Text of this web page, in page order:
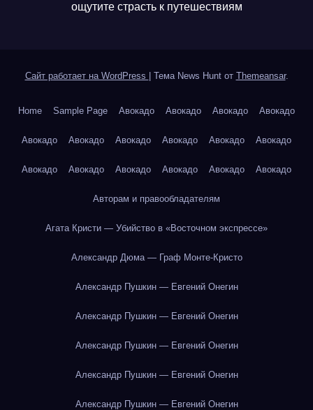
ощутите страсть к путешествиям
Сайт работает на WordPress Тема News Hunt от Themeansar.
Home Sample Page Авокадо Авокадо Авокадо Авокадо
Авокадо Авокадо Авокадо Авокадо Авокадо Авокадо
Авокадо Авокадо Авокадо Авокадо Авокадо Авокадо
Авторам и правообладателям
Агата Кристи — Убийство в «Восточном экспрессе»
Александр Дюма — Граф Монте-Кристо
Александр Пушкин — Евгений Онегин
Александр Пушкин — Евгений Онегин
Александр Пушкин — Евгений Онегин
Александр Пушкин — Евгений Онегин
Александр Пушкин — Евгений Онегин